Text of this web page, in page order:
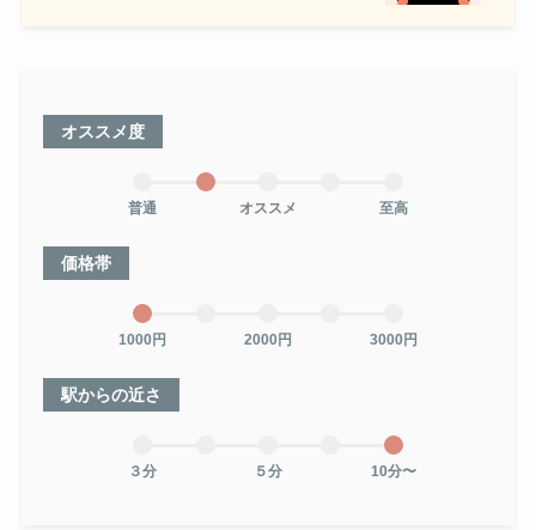
オススメ度
普通 オススメ 至高
価格帯
1000円 2000円 3000円
駅からの近さ
３分 ５分 10分〜